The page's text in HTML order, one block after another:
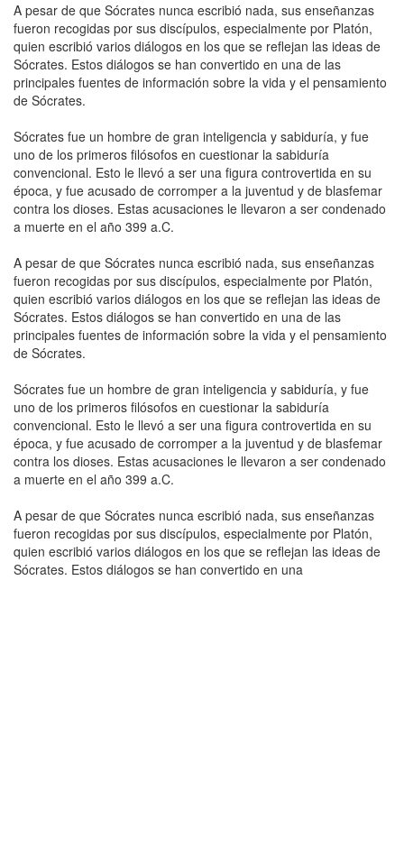
A pesar de que Sócrates nunca escribió nada, sus enseñanzas
fueron recogidas por sus discípulos, especialmente por Platón,
quien escribió varios diálogos en los que se reflejan las ideas de
Sócrates. Estos diálogos se han convertido en una de las
principales fuentes de información sobre la vida y el pensamiento
de Sócrates.
Sócrates fue un hombre de gran inteligencia y sabiduría, y fue
uno de los primeros filósofos en cuestionar la sabiduría
convencional. Esto le llevó a ser una figura controvertida en su
época, y fue acusado de corromper a la juventud y de blasfemar
contra los dioses. Estas acusaciones le llevaron a ser condenado
a muerte en el año 399 a.C.
A pesar de que Sócrates nunca escribió nada, sus enseñanzas
fueron recogidas por sus discípulos, especialmente por Platón,
quien escribió varios diálogos en los que se reflejan las ideas de
Sócrates. Estos diálogos se han convertido en una de las
principales fuentes de información sobre la vida y el pensamiento
de Sócrates.
Sócrates fue un hombre de gran inteligencia y sabiduría, y fue
uno de los primeros filósofos en cuestionar la sabiduría
convencional. Esto le llevó a ser una figura controvertida en su
época, y fue acusado de corromper a la juventud y de blasfemar
contra los dioses. Estas acusaciones le llevaron a ser condenado
a muerte en el año 399 a.C.
A pesar de que Sócrates nunca escribió nada, sus enseñanzas
fueron recogidas por sus discípulos, especialmente por Platón,
quien escribió varios diálogos en los que se reflejan las ideas de
Sócrates. Estos diálogos se han convertido en una